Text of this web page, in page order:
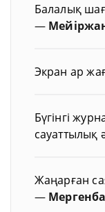
Балалық
—
Экран ар
Бүгінгі
сауаттылық
Жаңарған
—